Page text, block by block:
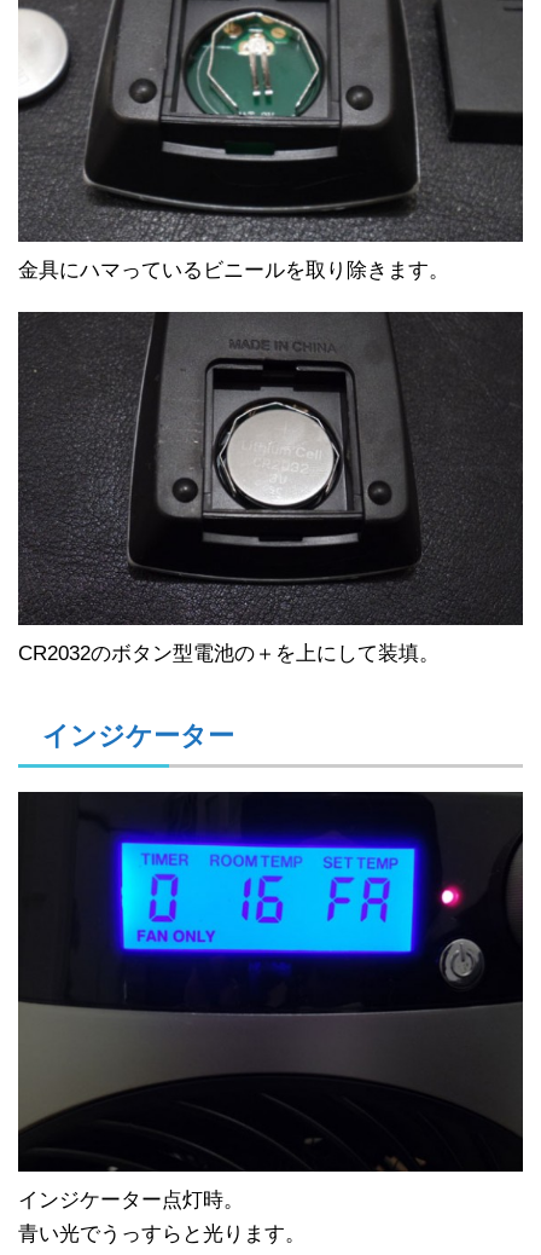
金具にハマっているビニールを取り除きます。
CR2032のボタン型電池の＋を上にして装填。
インジケーター
インジケーター点灯時。
青い光でうっすらと光ります。